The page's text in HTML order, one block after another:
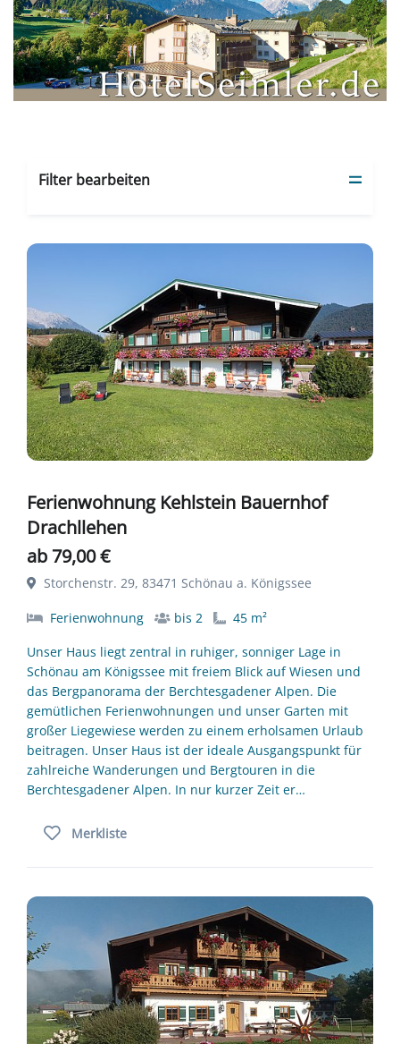
Ferienwohnung Kehlstein Bauernhof
Drachllehen
ab 79,00 €
Storchenstr. 29, 83471 Schönau a. Königssee
Ferienwohnung bis 2
45 m²
Unser Haus liegt zentral in ruhiger, sonniger Lage in
Schönau am Königssee mit freiem Blick auf Wiesen und
das Bergpanorama der Berchtesgadener Alpen. Die
gemütlichen Ferienwohnungen und unser Garten mit
großer Liegewiese werden zu einem erholsamen Urlaub
beitragen. Unser Haus ist der ideale Ausgangspunkt für
zahlreiche Wanderungen und Bergtouren in die
Berchtesgadener Alpen. In nur kurzer Zeit er…
Merkliste
Filter bearbeiten